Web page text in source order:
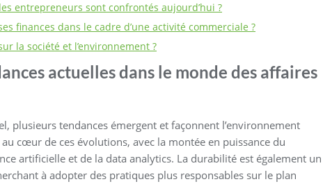
entrepreneurs sont confrontés aujourd’hui ?
finances dans le cadre d’une activité commerciale ?
la société et l’environnement ?
actuelles dans le monde des affaires
plusieurs tendances émergent et façonnent l’environnement
cœur de ces évolutions, avec la montée en puissance du
artificielle et de la data analytics. La durabilité est également un
à adopter des pratiques plus responsables sur le plan